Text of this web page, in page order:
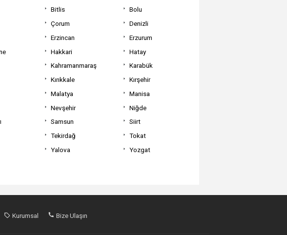
Bitlis
Bolu
Çorum
Denizli
Erzincan
Erzurum
Hakkari
Hatay
Kahramanmaraş
Karabük
Kırıkkale
Kırşehir
Malatya
Manisa
Nevşehir
Niğde
Samsun
Siirt
Tekirdağ
Tokat
Yalova
Yozgat
Kurumsal Bize Ulaşın